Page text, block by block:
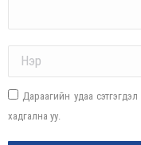
Дараагийн удаа
хадгална уу.